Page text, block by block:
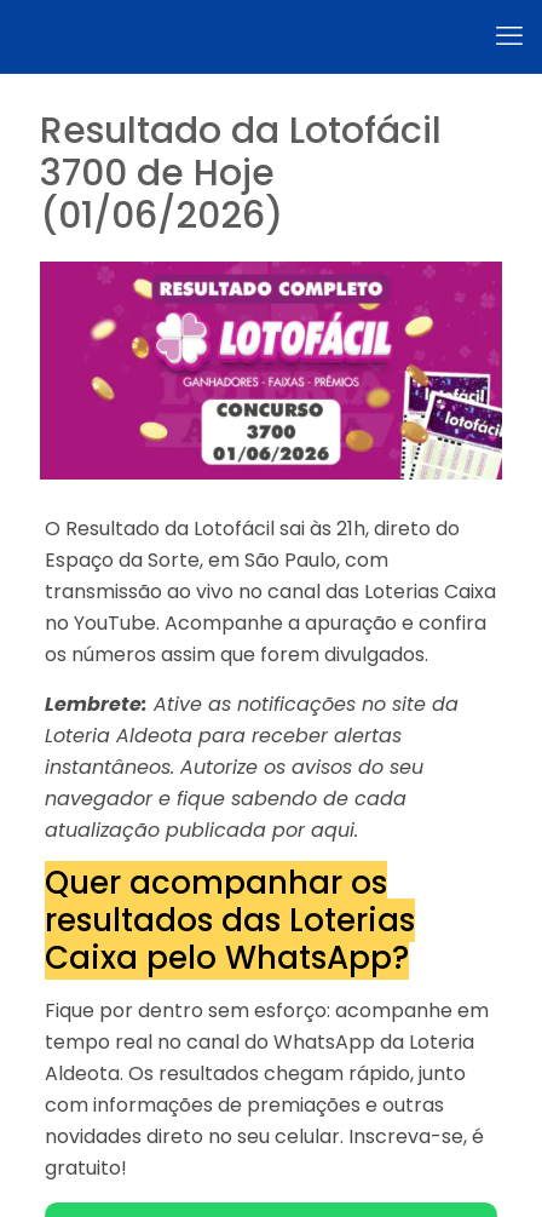
Resultado da Lotofácil
3700 de Hoje
(01/06/2026)
O Resultado da Lotofácil sai às 21h, direto do
Espaço da Sorte, em São Paulo, com
transmissão ao vivo no canal das Loterias Caixa
no YouTube. Acompanhe a apuração e confira
os números assim que forem divulgados.
Lembrete: Ative as notificações no site da
Loteria Aldeota para receber alertas
instantâneos. Autorize os avisos do seu
navegador e fique sabendo de cada
atualização publicada por aqui.
Quer acompanhar os
resultados das Loterias
Caixa pelo WhatsApp?
Fique por dentro sem esforço: acompanhe em
tempo real no canal do WhatsApp da Loteria
Aldeota. Os resultados chegam rápido, junto
com informações de premiações e outras
novidades direto no seu celular. Inscreva-se, é
gratuito!